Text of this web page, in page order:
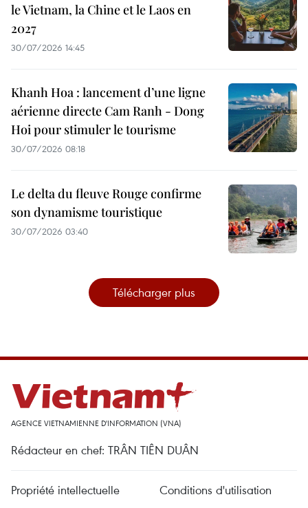
le Vietnam, la Chine et le Laos en
2027
30/07/2026 14:45
Khanh Hoa : lancement d’une ligne
aérienne directe Cam Ranh - Dong
Hoi pour stimuler le tourisme
30/07/2026 08:18
Le delta du fleuve Rouge confirme
son dynamisme touristique
30/07/2026 03:40
Télécharger plus
AGENCE VIETNAMIENNE D'INFORMATION (VNA)
Rédacteur en chef: TRÂN TIÊN DUÂN
Propriété intellectuelle
Conditions d'utilisation